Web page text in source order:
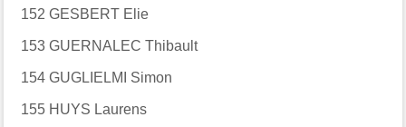
152 GESBERT Elie
153 GUERNALEC Thibault
154 GUGLIELMI Simon
155 HUYS Laurens